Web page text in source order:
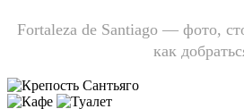
Fortaleza de Santiago — фото,
как